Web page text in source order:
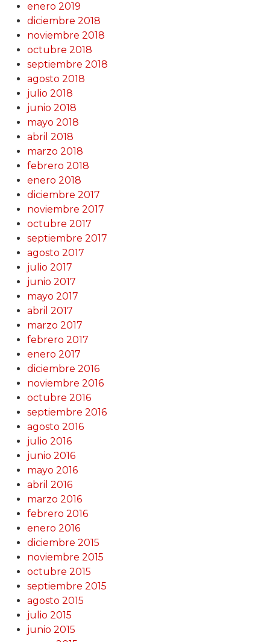
enero 2019
diciembre 2018
noviembre 2018
octubre 2018
septiembre 2018
agosto 2018
julio 2018
junio 2018
mayo 2018
abril 2018
marzo 2018
febrero 2018
enero 2018
diciembre 2017
noviembre 2017
octubre 2017
septiembre 2017
agosto 2017
julio 2017
junio 2017
mayo 2017
abril 2017
marzo 2017
febrero 2017
enero 2017
diciembre 2016
noviembre 2016
octubre 2016
septiembre 2016
agosto 2016
julio 2016
junio 2016
mayo 2016
abril 2016
marzo 2016
febrero 2016
enero 2016
diciembre 2015
noviembre 2015
octubre 2015
septiembre 2015
agosto 2015
julio 2015
junio 2015